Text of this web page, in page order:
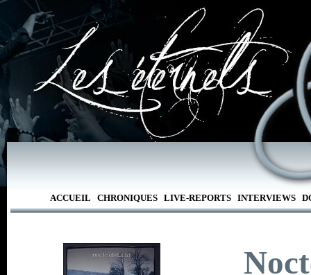
ACCUEIL CHRONIQUES LIVE-REPORTS INTERVIEWS